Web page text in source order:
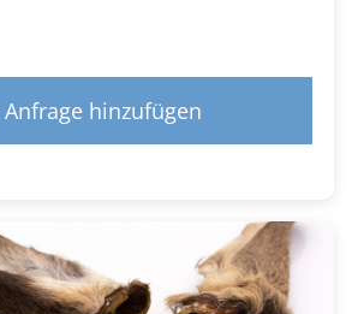
hinzufügen